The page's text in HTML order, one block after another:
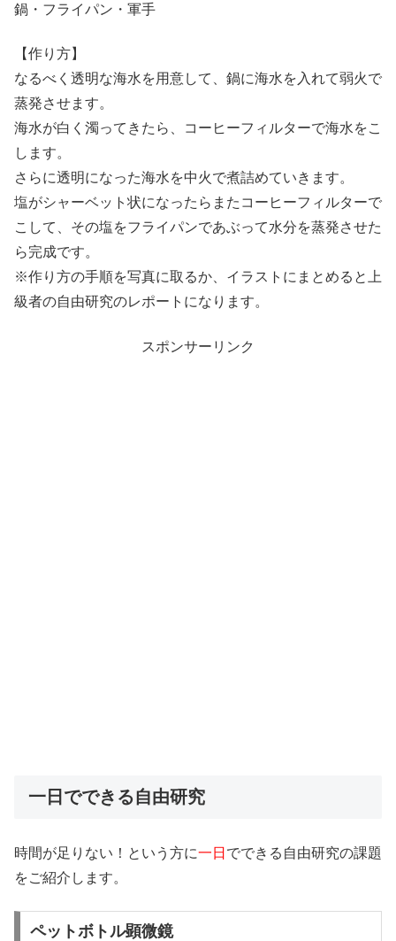
鍋・フライパン・軍手
【作り方】
なるべく透明な海水を用意して、鍋に海水を入れて弱火で
蒸発させます。
海水が白く濁ってきたら、コーヒーフィルターで海水をこ
します。
さらに透明になった海水を中火で煮詰めていきます。
塩がシャーベット状になったらまたコーヒーフィルターで
こして、その塩をフライパンであぶって水分を蒸発させた
ら完成です。
※作り方の手順を写真に取るか、イラストにまとめると上
級者の自由研究のレポートになります。
スポンサーリンク
一日でできる自由研究
時間が足りない！という方に一日 でできる自由研究の課題
をご紹介します。
ペットボトル顕微鏡